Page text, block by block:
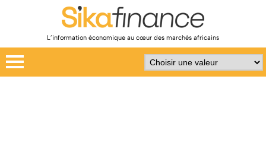
L’information économique au cœur des marchés africains